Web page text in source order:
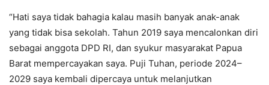
“Hati saya tidak bahagia kalau masih banyak anak-anak
yang tidak bisa sekolah. Tahun 2019 saya mencalonkan diri
sebagai anggota DPD RI, dan syukur masyarakat Papua
Barat mempercayakan saya. Puji Tuhan, periode 2024–
2029 saya kembali dipercaya untuk melanjutkan